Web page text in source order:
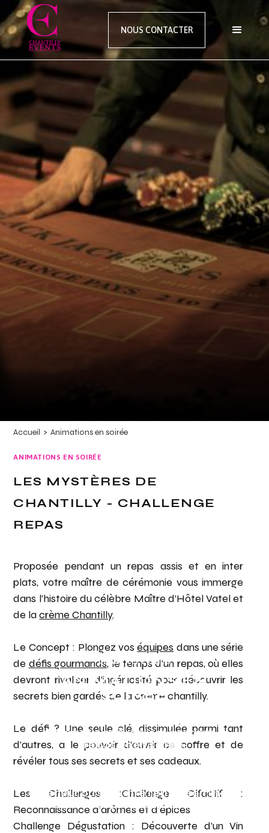
NOUS CONTACTER
CHANTILLY EVENTS
ANIMATIONS EN
SOIRÉE
Nous disposons d’un large choix
d’animations à réaliser pendant le
repas et en soirée.
Avant votre apéritif, pendant votre
extérieur ou sur votre lieu de séminaire
: nous vous proposons plusieurs
concepts adaptés à vos besoins.
Accueil > Animations en soirée
ANIMATIONS EN SOIRÉE
LES MYSTÈRES DE
CHANTILLY - CHALLENGE
REPAS
Proposée pendant un repas assis et en inter
plats, votre maître de cérémonie vous immerge
dans l’histoire du célèbre Maître d’Hôtel Vatel et
de lacrème Chantilly.
Le Concept : Plongez voséquipes dans une série
de défis gourmands, le temps d’un repas, où elles
devront rivaliser d’ingéniosité pour découvrir les
secrets bien gardés de la crème chantilly.
Le défi ? Une seule clé, dissimulée parmi tant
d’autres, a le pouvoir d’ouvrir ce coffre et de
révéler tous ses secrets et ses cadeaux.
Les Challenges :Challenge Olfactif :
Reconnaissance d’arômes et d’épices
Challenge Dégustation : Découverte d’un Vin